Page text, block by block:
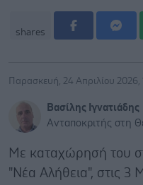
shares
Παρασκευή, 24 Απριλίου 2026,
Βασίλης Ιγνατιάδης
Ανταποκριτής στη
Με καταχώρησή του
"Νέα Αλήθεια", στις 3